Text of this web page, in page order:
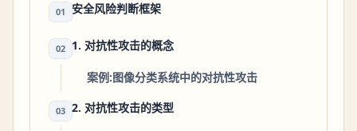
01 安全风险判断框架
02 1. 对抗性攻击的概念
案例:图像分类系统中的对抗性攻击
03 2. 对抗性攻击的类型